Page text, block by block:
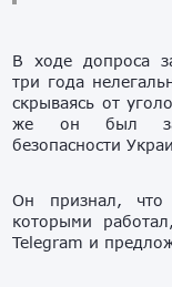
В ходе допроса
три года
скрываясь от
же он был
безопасности
Он признал, что
которыми
Telegram и